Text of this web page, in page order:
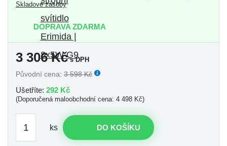
Skladové zásoby
DOPRAVA ZDARMA
3 306Kčs DPH
Původní cena: 3 598 Kč
Ušetříte: 292 Kč
(Doporučená maloobchodní cena: 4 498 Kč)
ks DO KOŠÍKU